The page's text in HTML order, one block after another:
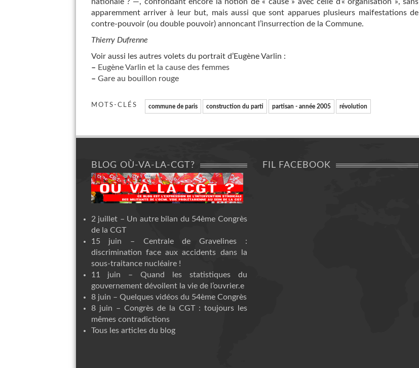
apparemment arriver à leur but, mais aussi que sont apparues plusieurs maifestations de
contre-pouvoir (ou double pouvoir) annoncant l’insurrection de la Commune.
Thierry Dufrenne
Voir aussi les autres volets du portrait d’Eugène Varlin :
– Eugène Varlin et la cause des femmes
– Gare au bouillon rouge
MOTS-CLÉS commune de paris construction du parti partisan - année 2005 révolution
BLOG OÙ-VA-LA-CGT?
2 juillet – Un autre bilan du 54ème Congrès
de la CGT
15 juin – Centrale de Gravelines :
discrimination face aux accidents dans la
sous-traitance nucléaire !
11 juin – Quand les statistiques du
gouvernement dévoilent la vie de l’ouvrier.e
8 juin – Quelques vidéos du 54ème Congrès
8 juin – Congrès de la CGT : toujours les
mêmes contradictions
Tous les articles du blog
FIL FACEBOOK